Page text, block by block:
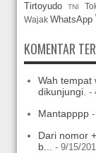
Tirtoyudo
TNI
Wajak WhatsApp
KOMENTAR
Wah tempat
dikunjungi. -
Mantapppp
Dari nomor
b...
- 9/15/